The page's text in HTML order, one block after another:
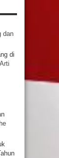
dan
di